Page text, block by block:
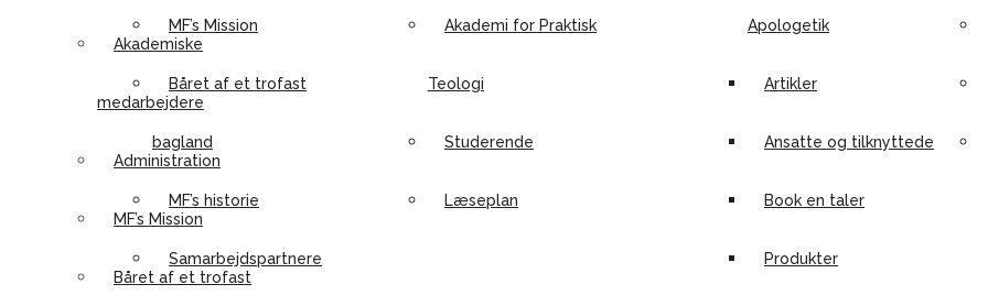
MF’s Mission
Båret af et trofast
bagland
MF’s historie
Samarbejdspartnere
Akademi for Praktisk
Teologi
Studerende
Læseplan
Apologetik
Artikler
Ansatte og tilknyttede
Book en taler
Produkter
Akademiske
medarbejdere
Administration
MF’s Mission
Båret af et trofast